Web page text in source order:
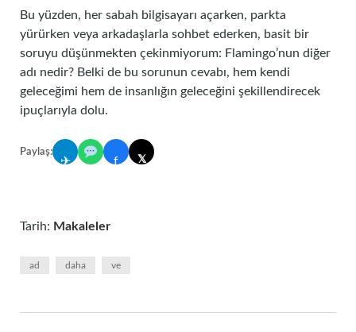
Bu yüzden, her sabah bilgisayarı açarken, parkta
yürürken veya arkadaşlarla sohbet ederken, basit bir
soruyu düşünmekten çekinmiyorum: Flamingo’nun diğer
adı nedir? Belki de bu sorunun cevabı, hem kendi
geleceğimi hem de insanlığın geleceğini şekillendirecek
ipuçlarıyla dolu.
Paylaş:
✈ f 𝕏
Tarih: Makaleler
ad daha ve